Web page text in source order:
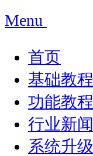
Menu
首页
基础教程
功能教程
行业新闻
系统升级